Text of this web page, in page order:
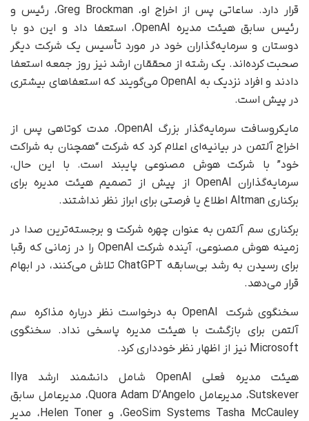
قرار دارد. ساعاتی پس از اخراج او، Greg Brockman، رئیس و
رئیس سابق هیئت مدیره OpenAI، استعفا داد و این دو با
دوستان و سرمایه‌گذاران خود در مورد تأسیس یک شرکت دیگر
صحبت کرده‌اند. یک رشته از محققان ارشد نیز روز جمعه استعفا
دادند و افراد نزدیک به OpenAI می‌گویند که استعفاهای بیشتری
در پیش است.
مایکروسافت سرمایه‌گذار بزرگ OpenAI، مدت کوتاهی پس از
اخراج آلتمن در بیانیه‌ای اعلام کرد که شرکت “همچنان به شراکت
خود” با شرکت هوش مصنوعی پایبند است. با این حال،
سرمایه‌گذاران OpenAI از پیش از تصمیم هیئت مدیره برای
برکناری Altman اطلاع یا فرصتی برای ابراز نظر نداشتند.
برکناری سم آلتمن به عنوان چهره شرکت و برجسته‌ترین صدا در
زمینه هوش مصنوعی، آینده شرکت OpenAI را در زمانی که رقبا
برای رسیدن به رشد بی‌سابقه ChatGPT تلاش می‌کنند، در ابهام
قرار می‌دهد.
سخنگوی شرکت OpenAI به درخواست نظر درباره مذاکره سم
آلتمن برای بازگشت با هیئت مدیره پاسخی نداد. سخنگوی
Microsoft نیز از اظهار نظر خودداری کرد.
هیئت مدیره فعلی OpenAI شامل دانشمند ارشد Ilya
Sutskever، مدیرعامل Quora Adam D’Angelo، مدیرعامل سابق
GeoSim Systems Tasha McCauley، و Helen Toner، مدیر